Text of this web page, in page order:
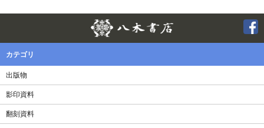
Twitter
カテゴリ
出版物
影印資料
翻刻資料